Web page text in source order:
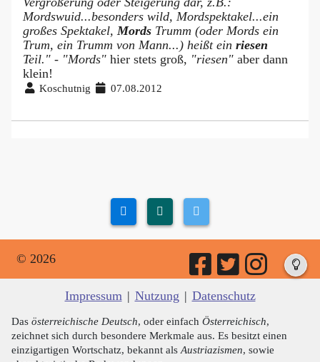
Mordswuid...besonders wild, Mordspektakel...ein
großes Spektakel, Mords Trumm (oder Mords ein
Trum, ein Trumm von Mann...) heißt ein riesen
Teil." - "Mords" hier stets groß, "riesen" aber dann
klein!
Koschutnig 07.08.2012
© 2026
Impressum | Nutzung | Datenschutz
Das österreichische Deutsch, oder einfach Österreichisch,
zeichnet sich durch besondere Merkmale aus. Es besitzt einen
einzigartigen Wortschatz, bekannt als Austriazismen, sowie